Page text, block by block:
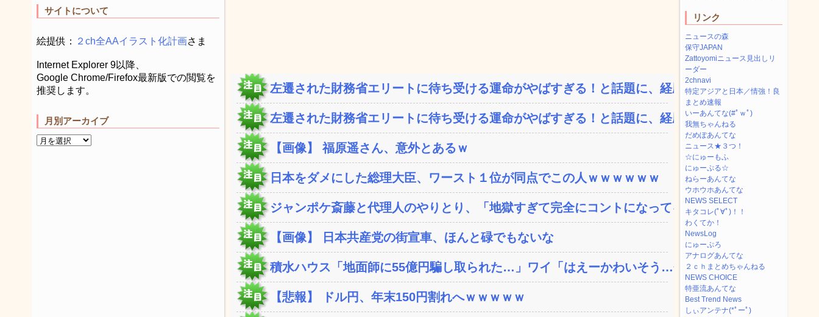
サイトについて
絵提供： ２ch全AAイラスト化計画さま
Internet Explorer 9以降、
Google Chrome/Firefox最新版での閲覧を
推奨します。
月別アーカイブ
左遷された財務省エリートに待ち受ける運命がやばすぎる！と話題に、経歴自...
左遷された財務省エリートに待ち受ける運命がやばすぎる！と話題に、経歴自...
【画像】 福原遥さん、意外とあるｗ
日本をダメにした総理大臣、ワースト１位が同点でこの人ｗｗｗｗｗｗ
ジャンポケ斎藤と代理人のやりとり、「地獄すぎて完全にコントになってる…...
【画像】 日本共産党の街宣車、ほんと碌でもないな
積水ハウス「地面師に55億円騙し取られた…」ワイ「はえーかわいそう…会...
【悲報】 ドル円、年末150円割れへｗｗｗｗｗ
リンク
ニュースの森
保守JAPAN
Zattoyomiニュース見出しリ
ーダー
2chnavi
特定アジアと日本／情強！良
まとめ速報
いーあんてな(#ﾟｗﾟ)
我無ちゃんねる
だめぽあんてな
ニュース★３つ！
☆にゅーもふ
にゅーぷる☆
ねらーあんてな
ウホウホあんてな
NEWS SELECT
キタコレ(ﾟ∀ﾟ)！！
わくてか！
NewsLog
にゅーぷろ
アナログあんてな
２ｃｈまとめちゃんねる
NEWS CHOICE
特亜流あんてな
Best Trend News
しぃアンテナ(*ﾟーﾟ)